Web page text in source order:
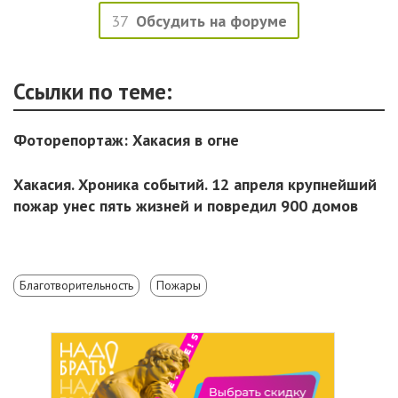
37 Обсудить на форуме
Ссылки по теме:
Фоторепортаж: Хакасия в огне
Хакасия. Хроника событий. 12 апреля крупнейший
пожар унес пять жизней и повредил 900 домов
Благотворительность Пожары